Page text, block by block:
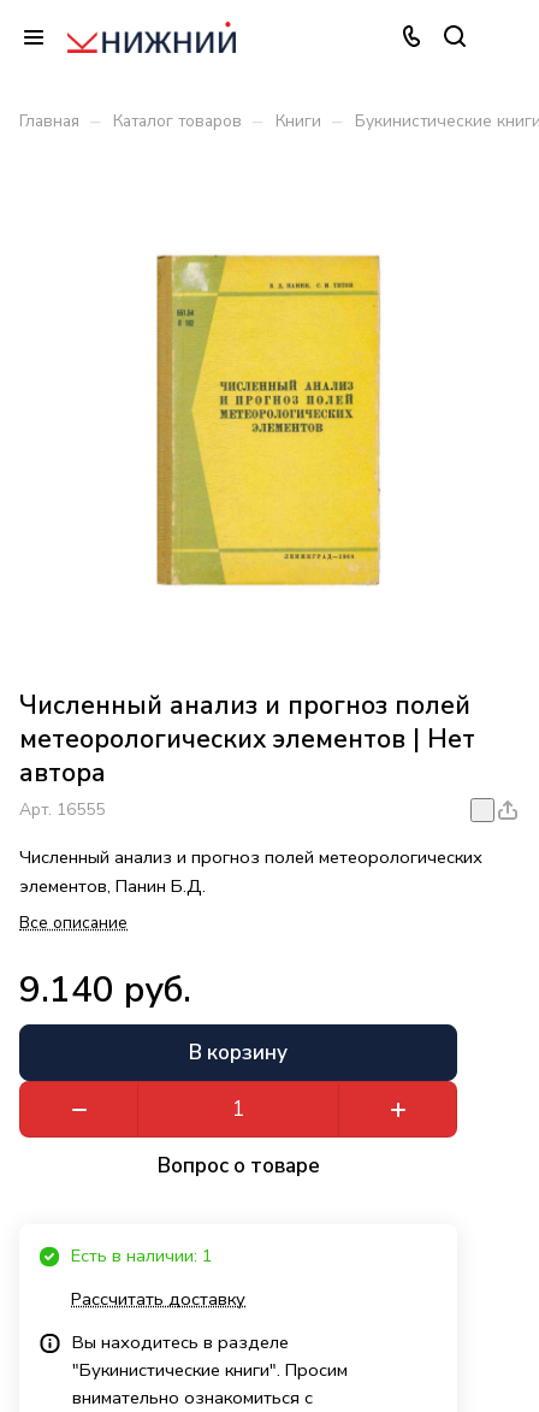
Главная – Каталог товаров – Книги – Букинистические
Численный анализ и прогноз полей
метеорологических элементов | Нет
автора
Арт. 16555
Численный анализ и прогноз полей метеорологических
элементов, Панин Б.Д.
Все описание
9.140 руб.
В корзину
Вопрос о товаре
Есть в наличии: 1
Рассчитать доставку
Вы находитесь в разделе
"Букинистические книги". Просим
внимательно ознакомиться с